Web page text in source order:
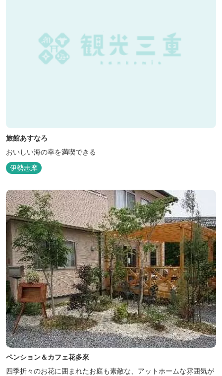
旅館あすなろ
おいしい海の幸を満喫できる
伊勢志摩
ペンション＆カフェ花多來
四季折々のお花に囲まれたお庭も素敵な、アットホームな雰囲気が